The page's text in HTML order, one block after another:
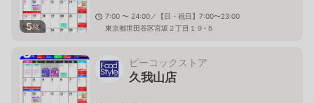
5枚
7:00 〜 24:00／【日・祝日】7:00〜23:00
東京都世田谷区宮坂２丁目１９-５
ピーコックストア
久我山店